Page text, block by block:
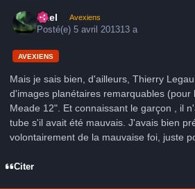
Axel Avexiens
Posté(e)5 avril 201313 a
AVEXIENS
Mais je sais bien, d'ailleurs, Thierry
d'images planétaires remarquables (pour
Meade 12". Et connaissant le garçon , il
tube s'il avait été mauvais. J'avais bien
volontairement de la mauvaise foi, juste
Citer